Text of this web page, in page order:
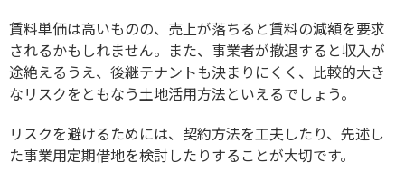
賃料単価は高いものの、売上が落ちると賃料の減額を要求
されるかもしれません。また、事業者が撤退すると収入が
途絶えるうえ、後継テナントも決まりにくく、比較的大き
なリスクをともなう土地活用方法といえるでしょう。
リスクを避けるためには、契約方法を工夫したり、先述し
た事業用定期借地を検討したりすることが大切です。